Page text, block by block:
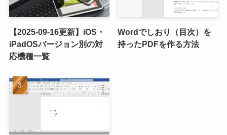
【2025-09-16更新】iOS・
iPadOSバージョン別の対
応機種一覧
Wordでしおり（目次）を
持ったPDFを作る方法